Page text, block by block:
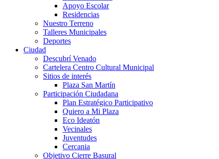
Apoyo Escolar
Residencias
Nuestro Terreno
Talleres Municipales
Deportes
Ciudad
Descubrí Venado
Cartelera Centro Cultural Municipal
Sitios de interés
Plaza San Martín
Participación Ciudadana
Plan Estratégico Participativo
Quiero a Mi Plaza
Eco Ideatón
Vecinales
Juventudes
Cercania
Objetivo Cierre Basural